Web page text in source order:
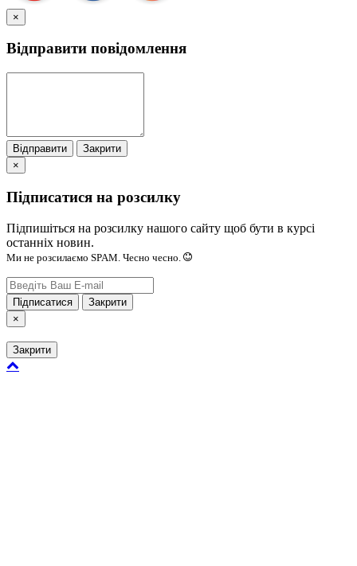
×
Відправити повідомлення
Відправити
Закрити
×
Підписатися на розсилку
Підпишіться на розсилку нашого сайту щоб бути в курсі
останніх новин.
Ми не розсилаємо SPAM. Чесно чесно.
Підписатися
Закрити
×
Закрити